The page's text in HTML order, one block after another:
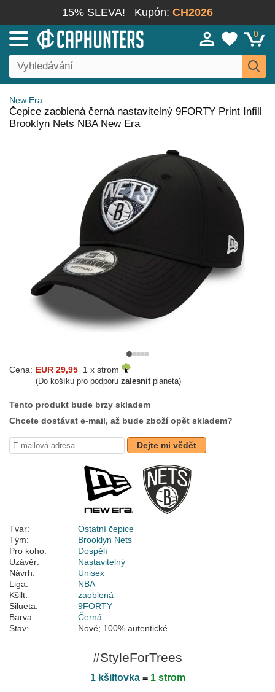
15% SLEVA! Kupón: CH2026
0
New Era
Čepice zaoblená černá nastavitelný 9FORTY Print Infill
Brooklyn Nets NBA New Era
Cena: EUR 29,95 1 x strom
(Do košíku pro podporu zalesnitplaneta)
Tento produkt bude brzy skladem
Chcete dostávat e-mail, až bude zboží opět skladem?
Dejte mi vědět
Tvar:
Ostatní čepice
Tým:
Brooklyn Nets
Pro koho:
Dospělí
Uzávěr:
Nastavitelný
Návrh:
Unisex
Liga:
NBA
Kšilt:
zaoblená
Silueta:
9FORTY
Barva:
Černá
Stav:
Nové; 100% autentické
#StyleForTrees
1 kšiltovka= 1 strom